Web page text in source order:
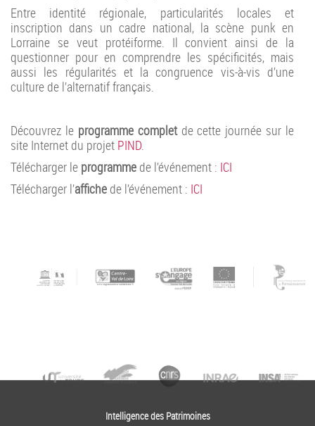
Entre identité régionale, particularités locales et
inscription dans un cadre national, la scène punk en
Lorraine se veut protéiforme. Il convient ainsi de la
questionner pour en comprendre les spécificités, mais
aussi les régularités et la congruence vis-à-vis d’une
culture de l’alternatif français.
Découvrez le programme completde cette journée sur le
site Internet du projet PIND.
Télécharger le programme de l’événement : ICI
Télécharger l’affiche de l’événement : ICI
Intelligence des Patrimoines